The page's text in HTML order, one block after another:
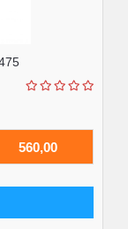
560,00